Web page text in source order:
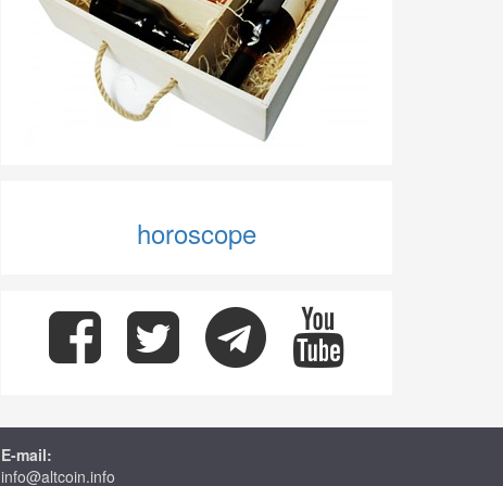
horoscope
E-mail:
info@altcoin.info